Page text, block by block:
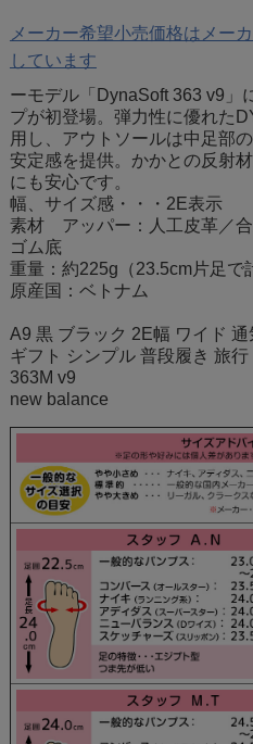
メーカー希望小売価格はメー
しています
ーモデル「DynaSoft 363 v9」
プが初登場。弾力性に優れた
用し、アウトソールは中足部
安定感を提供。かかとの反射
にも安心です。
幅、サイズ感・・・2E表示
素材 アッパー：人工皮革／
ゴム底
重量：約225g（23.5cm片足で
原産国：ベトナム
A9 黒 ブラック 2E幅 ワイド
ギフト シンプル 普段履き 旅行
363M v9
new balance